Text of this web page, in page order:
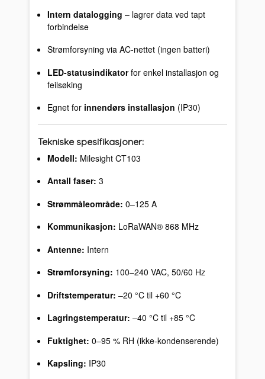
Intern datalogging – lagrer data ved tapt
forbindelse
Strømforsyning via AC-nettet (ingen batteri)
LED-statusindikatorfor enkel installasjon og
feilsøking
Egnet for innendørs installasjon (IP30)
Tekniske spesifikasjoner:
Modell: Milesight CT103
Antall faser: 3
Strømmåleområde: 0–125 A
Kommunikasjon: LoRaWAN® 868 MHz
Antenne: Intern
Strømforsyning: 100–240 VAC, 50/60 Hz
Driftstemperatur: –20 °C til +60 °C
Lagringstemperatur: –40 °C til +85 °C
Fuktighet: 0–95 % RH (ikke-kondenserende)
Kapsling: IP30